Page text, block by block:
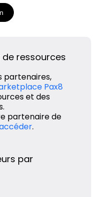
de ressources
partenaires,
Pax8
et des
partenaire de
.
par